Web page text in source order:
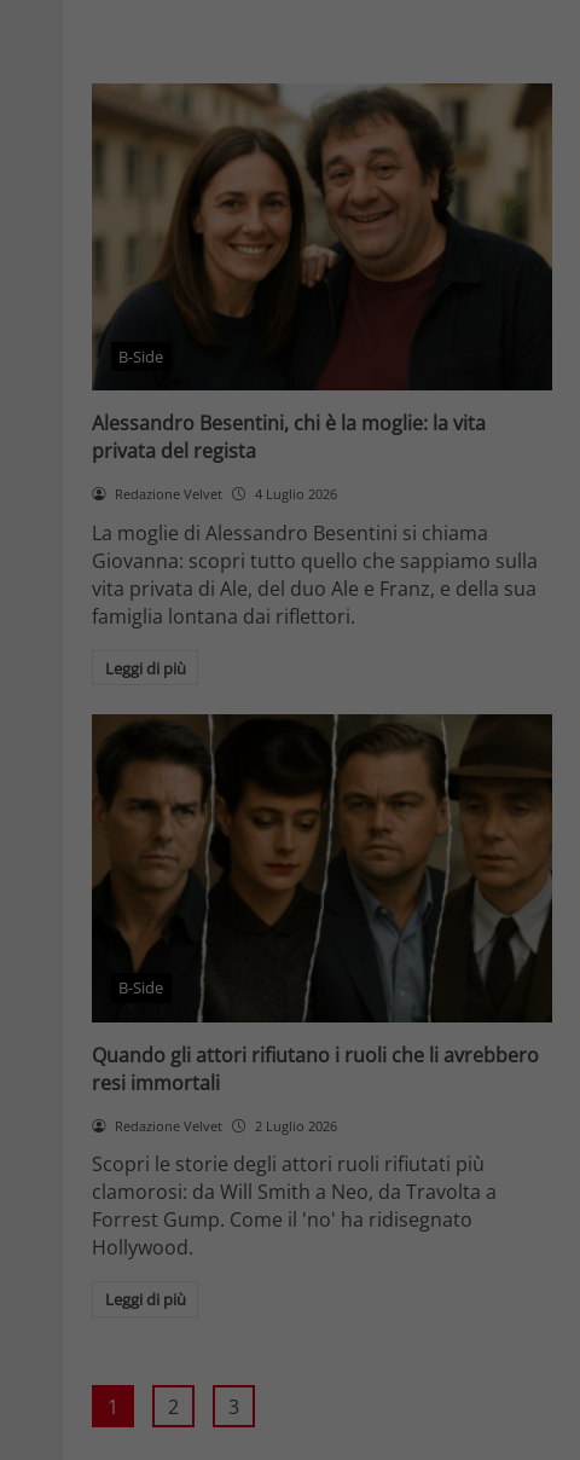
B-Side
Alessandro Besentini, chi è la moglie: la vita
privata del regista
Redazione Velvet 4 Luglio 2026
La moglie di Alessandro Besentini si chiama
Giovanna: scopri tutto quello che sappiamo sulla
vita privata di Ale, del duo Ale e Franz, e della sua
famiglia lontana dai riflettori.
Leggi di più
B-Side
Quando gli attori rifiutano i ruoli che li avrebbero
resi immortali
Redazione Velvet 2 Luglio 2026
Scopri le storie degli attori ruoli rifiutati più
clamorosi: da Will Smith a Neo, da Travolta a
Forrest Gump. Come il 'no' ha ridisegnato
Hollywood.
Leggi di più
1 2 3